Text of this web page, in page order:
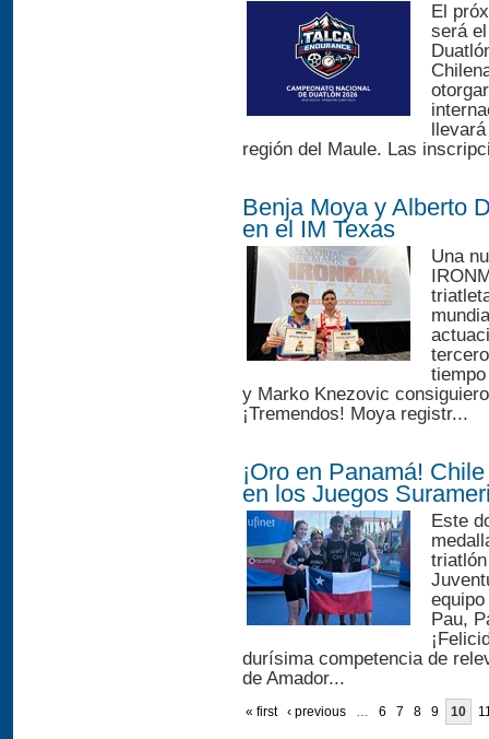
El
será
región del Maule. Las
Benja Moya y Alberto
en el IM Texas
Una
y Marko Knezovic
¡Tremendos! Moya registr...
¡Oro en Panamá!
en los Juegos
Este
Pau,
durísima competencia de
de Amador...
« first ‹ previous … 6 7 8 9 10